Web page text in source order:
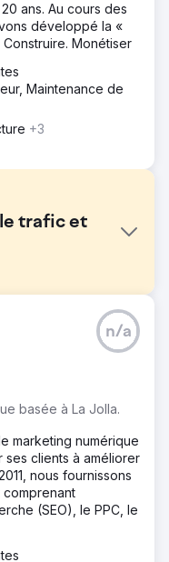
ans. Au cours des
développé la «
Monétiser
Maintenance de
+3
trafic et
spécialisé dans les
rencontrait des
visiteurs en clients.
son site web
moteurs de
sous-optimaux, ce
l'engagement client.
performances en
une double
pour attirer
de
en clients. Audit
basée à La Jolla.
n/a
marketing numérique
clients à améliorer
nous fournissons
(SEO), le PPC, le